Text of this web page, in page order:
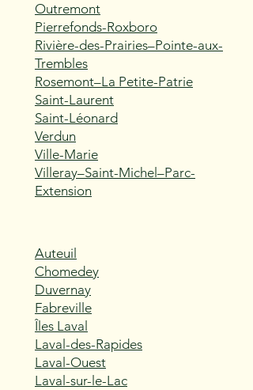
Outremont
Pierrefonds-Roxboro
Rivière-des-Prairies–Pointe-aux-
Trembles
Rosemont–La Petite-Patrie
Saint-Laurent
Saint-Léonard
Verdun
Ville-Marie
Villeray–Saint-Michel–Parc-
Extension
Auteuil
Chomedey
Duvernay
Fabreville
Îles Laval
Laval-des-Rapides
Laval-Ouest
Laval-sur-le-Lac